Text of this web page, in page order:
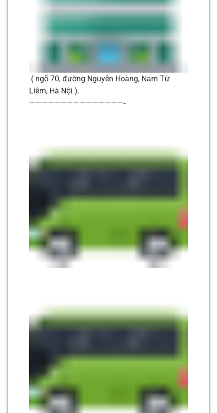
( ngõ 70, đường Nguyễn Hoàng, Nam Từ
Liêm, Hà Nội ).
———————————————-